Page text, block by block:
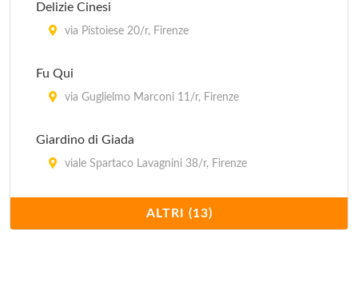
Delizie Cinesi
via Pistoiese 20/r, Firenze
Fu Qui
via Guglielmo Marconi 11/r, Firenze
Giardino di Giada
viale Spartaco Lavagnini 38/r, Firenze
via della Condotta 17/r, Firenze
ALTRI (13)